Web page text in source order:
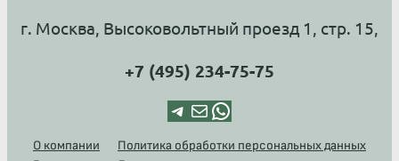
г. Москва, Высоковольтный проезд 1, стр. 15,
+7 (495) 234-75-75
Telegram Почта WhatsApp
О компании
Политика обработки персональных данных